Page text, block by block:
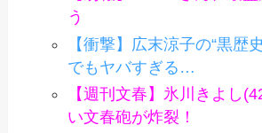
う
【衝撃】広末涼子の“黒歴
でもヤバすぎる…
【週刊文春】氷川きよし
い文春砲が炸裂！